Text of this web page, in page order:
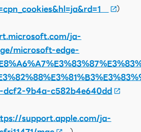
）
ja-
microsoft-edge-
dcf2-9b4a-c582b4e640dd
support.apple.com/ja-